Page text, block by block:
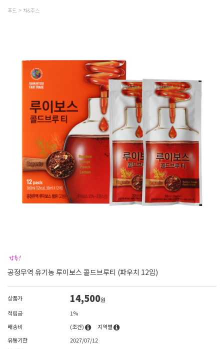
푸드 차&주스
공정무역 유기농 루이보스 콜드브루티 (파우치 12입)
상품가 14,500원
적립금
1%
배송비
(조건)
지역별
유통기한
2027/07/12